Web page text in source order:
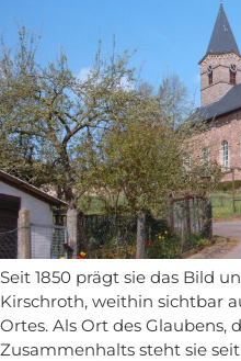
Seit 1850 prägt sie das Bild
Kirschroth, weithin sichtbar
Ortes. Als Ort des Glaubens,
Zusammenhalts steht sie